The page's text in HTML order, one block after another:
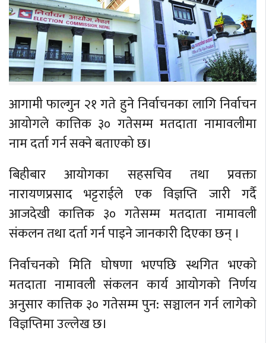
आगामी फाल्गुन २१ गते हुने निर्वाचनका लागि निर्वाचन
आयोगले कात्तिक ३० गतेसम्म मतदाता नामावलीमा
नाम दर्ता गर्न सक्ने बताएको छ।
बिहीबार आयाेगका सहसचिव तथा प्रवक्ता
नारायणप्रसाद भट्टराईले एक विज्ञप्ति जारी गर्दै
आजदेखी कात्तिक ३० गतेसम्म मतदाता नामावली
संकलन तथा दर्ता गर्न पाइने जानकारी दिएका छन् ।
निर्वाचनको मिति घोषणा भएपछि स्थगित भएको
मतदाता नामावली संकलन कार्य आयोगको निर्णय
अनुसार कात्तिक ३० गतेसम्म पुन: सञ्चालन गर्न लागेकाे
विज्ञप्तिमा उल्लेख छ।